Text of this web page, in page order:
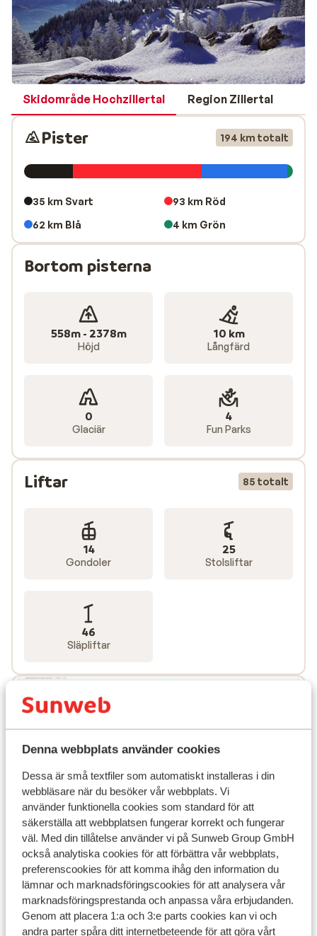
Denna webbplats använder cookies
Dessa är små textfiler som automatiskt installeras i din
webbläsare när du besöker vår webbplats. Vi
använder funktionella cookies som standard för att
säkerställa att webbplatsen fungerar korrekt och fungerar
väl. Med din tillåtelse använder vi på Sunweb Group GmbH
också analytiska cookies för att förbättra vår webbplats,
preferenscookies för att komma ihåg den information du
lämnar och marknadsföringscookies för att analysera vår
marknadsföringsprestanda och anpassa våra erbjudanden.
Genom att placera 1:a och 3:e parts cookies kan vi och
andra parter spåra ditt internetbeteende för att göra vårt
Skidområde Hochzillertal Region Zillertal
Pister 194 km totalt
35 km Svart
93 km Röd
62 km Blå
4 km Grön
Bortom pisterna
558m - 2378m
Höjd
10 km
Långfärd
0
Glaciär
4
Fun Parks
Liftar 85 totalt
14
Gondoler
25
Stolsliftar
46
Släpliftar
Populära boenden